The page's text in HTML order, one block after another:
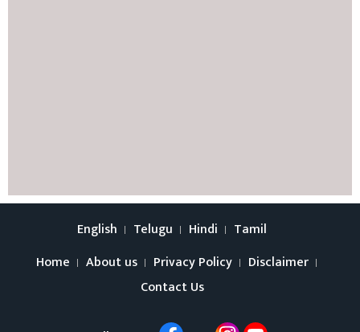
English Telugu Hindi
Tamil
Home
About us Privacy Policy
Disclaimer
Contact Us